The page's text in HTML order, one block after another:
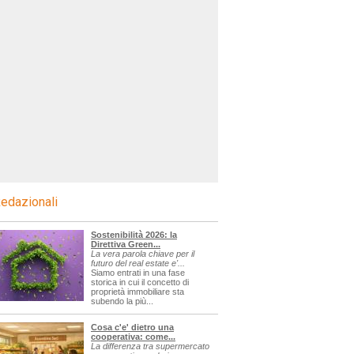
Sostenibilità 2026: la
Direttiva Green...
La vera parola chiave per il
futuro del real estate e'...
Siamo entrati in una fase
storica in cui il concetto di
proprietà immobiliare sta
subendo la più...
Cosa c'e' dietro una
cooperativa: come...
La differenza tra supermercato